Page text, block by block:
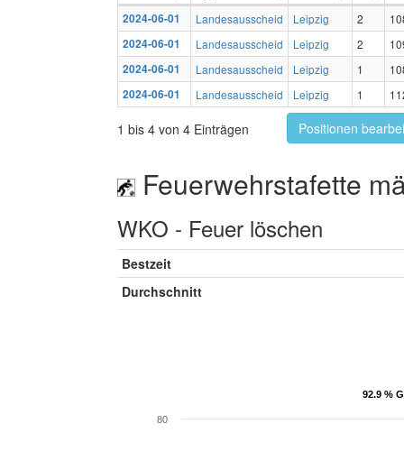
2024-06-01 Landesausscheid Leipzig 2
2024-06-01
Landesausscheid Leipzig 2
2024-06-01
Landesausscheid Leipzig 1
2024-06-01
Landesausscheid Leipzig 1
1 bis 4 von 4 Einträgen Positionen
Feuerwehrstafette
WKO - Feuer löschen
Bestzeit
Durchschnitt
92.9 %
92.9 %
80